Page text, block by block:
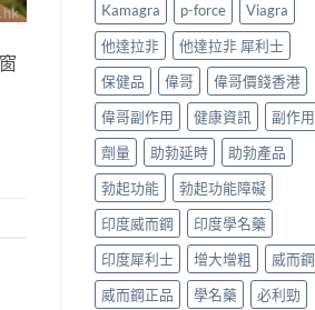
Kamagra
p-force
Viagra
他達拉非
他達拉非 犀利士
保健品
偉哥
偉哥價錢香港
偉哥副作用
健康資訊
副作用
劑量
助勃延時
助勃產品
勃起功能
勃起功能障礙
印度威而鋼
印度學名藥
印度犀利士
增大增粗
威而鋼
威而鋼正品
學名藥
必利勁